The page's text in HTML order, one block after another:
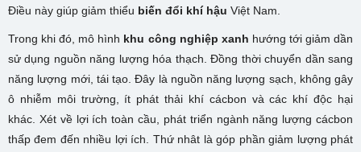
Điều này giúp giảm thiểu biến đổi khí hậu Việt Nam.
Trong khi đó, mô hình khu công nghiệp xanh hướng tới giảm dần
sử dụng nguồn năng lượng hóa thạch. Đồng thời chuyển dần sang
năng lượng mới, tái tạo. Đây là nguồn năng lượng sạch, không gây
ô nhiễm môi trường, ít phát thải khí cácbon và các khí độc hại
khác. Xét về lợi ích toàn cầu, phát triển ngành năng lượng cácbon
thấp đem đến nhiều lợi ích. Thứ nhât là góp phần giảm lượng phát